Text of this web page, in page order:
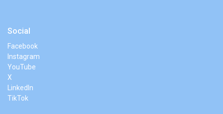
Social
Facebook
Instagram
YouTube
X
LinkedIn
TikTok